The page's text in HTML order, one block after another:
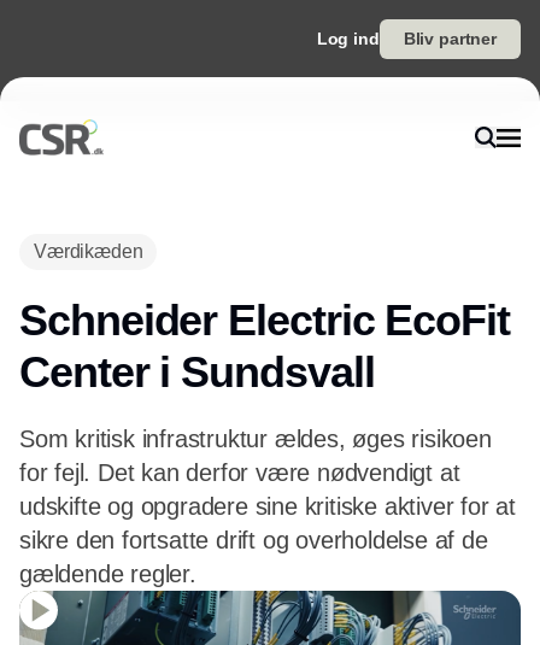
Log ind Bliv partner
Værdikæden
Schneider Electric EcoFit
Center i Sundsvall
Som kritisk infrastruktur ældes, øges risikoen
for fejl. Det kan derfor være nødvendigt at
udskifte og opgradere sine kritiske aktiver for at
sikre den fortsatte drift og overholdelse af de
gældende regler.